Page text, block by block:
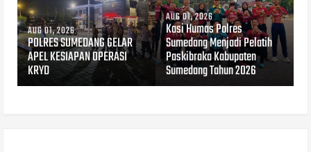
AUG 01, 2026
POLRES SUMEDANG GELAR
APEL KESIAPAN OPERASI
KRYD
AUG 01, 2026
Kasi Humas Polres
Sumedang Menjadi Pelatih
Paskibraka Kabupaten
Sumedang Tahun 2026